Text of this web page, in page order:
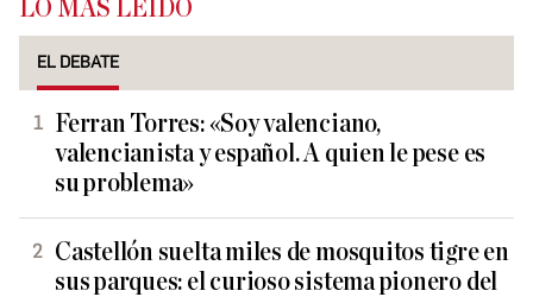
LO MÁS LEÍDO
EL DEBATE
Ferran Torres: «Soy valenciano,
valencianista y español. A quien le pese es
su problema»
Castellón suelta miles de mosquitos tigre en
sus parques: el curioso sistema pionero del